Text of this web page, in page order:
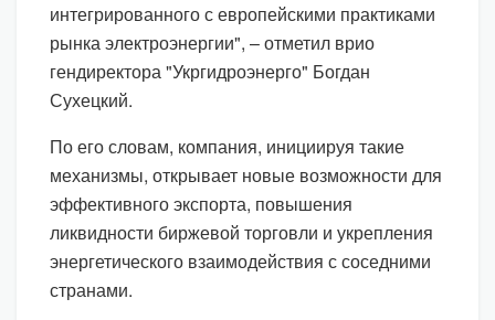
интегрированного с европейскими практиками
рынка электроэнергии", – отметил врио
гендиректора "Укргидроэнерго" Богдан
Сухецкий.
По его словам, компания, инициируя такие
механизмы, открывает новые возможности для
эффективного экспорта, повышения
ликвидности биржевой торговли и укрепления
энергетического взаимодействия с соседними
странами.